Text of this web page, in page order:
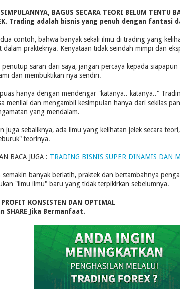
BAGUS SECARA TEORI BELUM TENTU
Trading adalah bisnis yang penuh dengan fantasi
contoh, bahwa banyak sekali ilmu di trading yang
dalam prakteknya. Kenyataan tidak seindah mimpi dan
penutup saran dari saya, jangan percaya kepada siapapun
dan membuktikan nya sendiri.
hanya dengan mendengar "katanya.. katanya.."
menilai dan mengambil kesimpulan hanya dari sekilas
yang mendalam.
juga sebaliknya, ada ilmu yang kelihatan jelek secara
teorinya.
BACA JUGA : TRADING BISNIS SUPER DINAMIS DAN
semakin banyak berlatih, praktek dan bertambahnya
"ilmu ilmu" baru yang tidak terpikirkan sebelumnya.
PROFIT KONSISTEN DAN OPTIMAL
SHARE Jika Bermanfaat.